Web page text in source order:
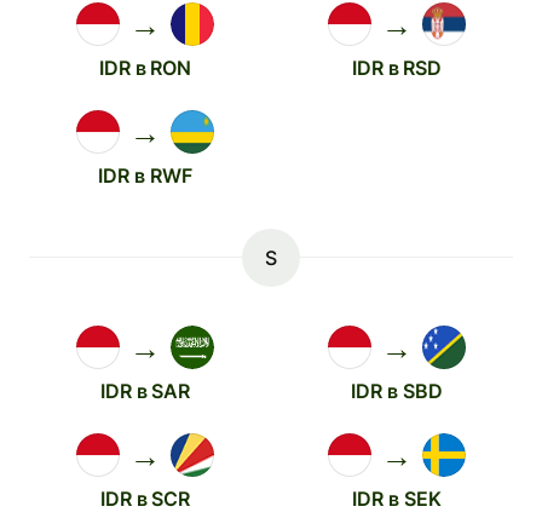
→
IDR в RON
→
IDR в RSD
→
IDR в RWF
S
→
IDR в SAR
→
IDR в SBD
→
IDR в SCR
→
IDR в SEK